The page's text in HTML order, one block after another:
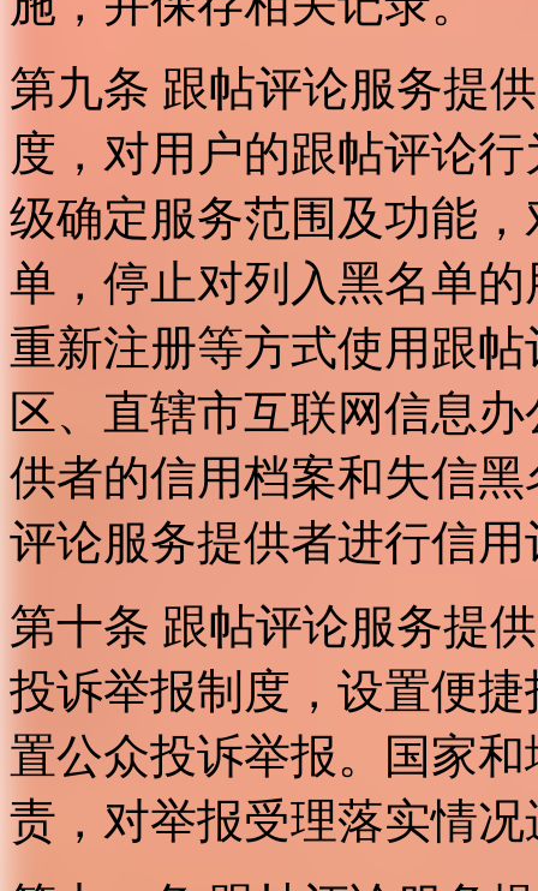
第九条 跟帖评论服务提
度，对用户的跟帖评论
级确定服务范围及功能
单，停止对列入黑名单
重新注册等方式使用跟
区、直辖市互联网信息
供者的信用档案和失信
评论服务提供者进行信用
第十条 跟帖评论服务提
投诉举报制度，设置便
置公众投诉举报。国家
责，对举报受理落实情